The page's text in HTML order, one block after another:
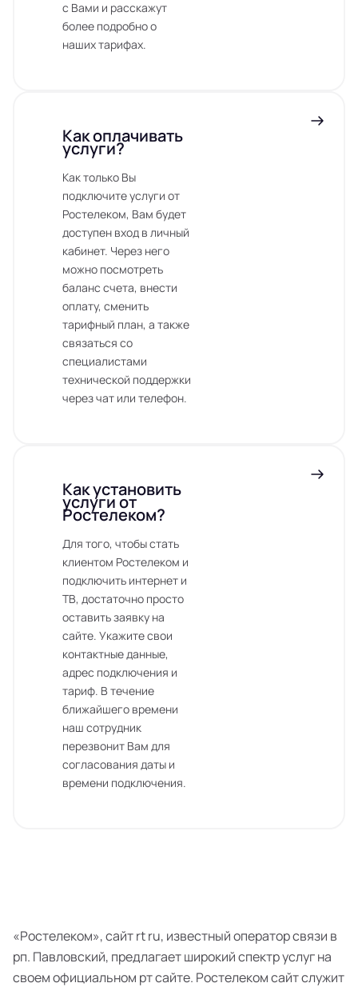
с Вами и расскажут
более подробно о
наших тарифах.
Как оплачивать
услуги?
Как только Вы
подключите услуги от
Ростелеком, Вам будет
доступен вход в личный
кабинет. Через него
можно посмотреть
баланс счета, внести
оплату, сменить
тарифный план, а также
связаться со
специалистами
технической поддержки
через чат или телефон.
Как установить
услуги от
Ростелеком?
Для того, чтобы стать
клиентом Ростелеком и
подключить интернет и
ТВ, достаточно просто
оставить заявку на
сайте. Укажите свои
контактные данные,
адрес подключения и
тариф. В течение
ближайшего времени
наш сотрудник
перезвонит Вам для
согласования даты и
времени подключения.
«Ростелеком», сайт rt ru, известный оператор связи в
рп. Павловский, предлагает широкий спектр услуг на
своем официальном рт сайте. Ростелеком сайт служит